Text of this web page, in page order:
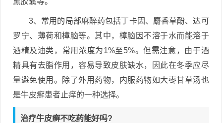
3、常用的局部麻醉药包括丁卡因、麝香草酚、达可
罗宁、薄荷和樟脑等。其中，樟脑因不溶于水而能溶于
酒精及油类，常用浓度为1%至5%。但需注意，由于酒
精具有去脂作用，容易导致皮肤缺水，因此在冬季应尽
量避免使用。除了外用药物，内服药物如大枣甘草汤也
是牛皮癣患者止痒的一种选择。
治疗牛皮癣不吃药能好吗?